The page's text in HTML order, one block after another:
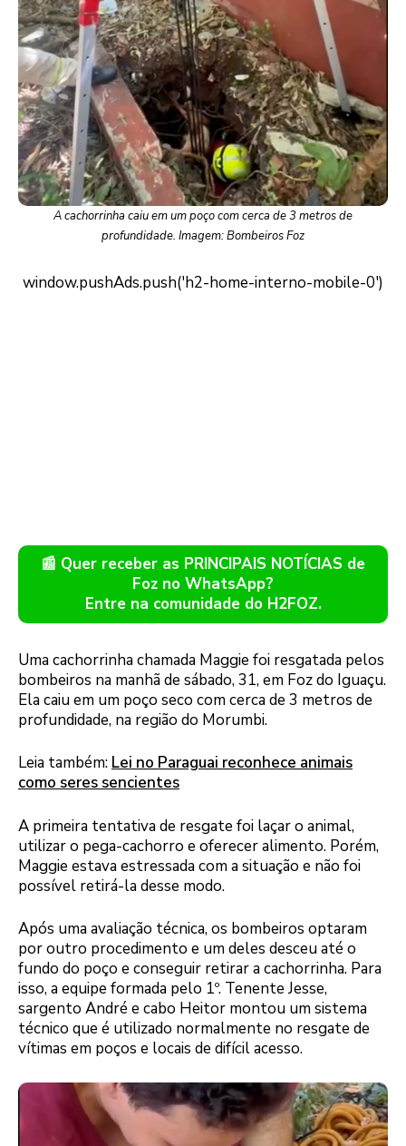
A cachorrinha caiu em um poço com cerca de 3 metros de
profundidade. Imagem: Bombeiros Foz
📰 Quer receber as PRINCIPAIS NOTÍCIAS de
Foz no WhatsApp?
Entre na comunidade do H2FOZ.
Uma cachorrinha chamada Maggie foi resgatada pelos
bombeiros na manhã de sábado, 31, em Foz do Iguaçu.
Ela caiu em um poço seco com cerca de 3 metros de
profundidade, na região do Morumbi.
Leia também: Lei no Paraguai reconhece animais
como seres sencientes
A primeira tentativa de resgate foi laçar o animal,
utilizar o pega-cachorro e oferecer alimento. Porém,
Maggie estava estressada com a situação e não foi
possível retirá-la desse modo.
Após uma avaliação técnica, os bombeiros optaram
por outro procedimento e um deles desceu até o
fundo do poço e conseguir retirar a cachorrinha. Para
isso, a equipe formada pelo 1º. Tenente Jesse,
sargento André e cabo Heitor montou um sistema
técnico que é utilizado normalmente no resgate de
vítimas em poços e locais de difícil acesso.